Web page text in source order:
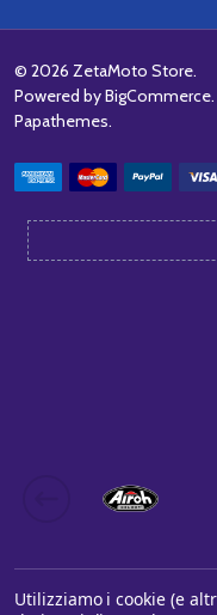
© 2026 ZetaMoto Store.
Powered byBigCommerce
Papathemes.
Utilizziamo i cookie (e